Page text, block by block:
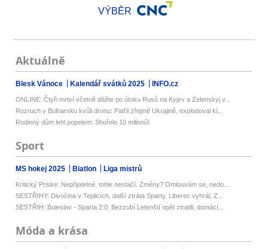
VÝBĚR
Aktuálně
Blesk Vánoce Kalendář svátků 2025 INFO.cz
ONLINE: Čtyři mrtví včetně dítěte po útoku Rusů na Kyjev a Zelenskyj v...
Rozruch v Bulharsku kvůli dronu: Patřil zřejmě Ukrajině, explodoval ki...
Rodinný dům lehl popelem: Shořelo 10 milionů!
Sport
MS hokej 2025 Biatlon Liga mistrů
Kritický Priske: Nepřijatelné, tohle nestačí. Změny? Omlouvám se, nedo...
SESTŘIHY: Divočina v Teplicích, další ztráta Sparty. Liberec vyhrál, Z...
SESTŘIH: Boleslav - Sparta 2:0. Bezzubí Letenští opět ztratili, domácí...
Móda a krása